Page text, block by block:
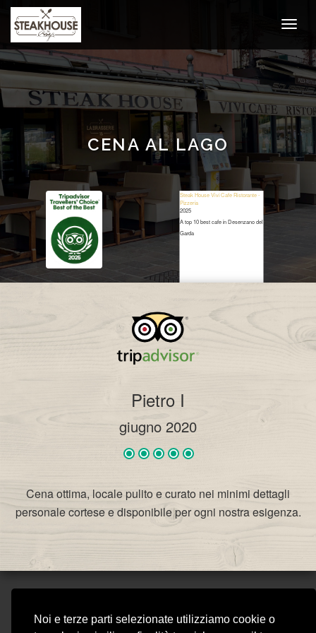
Noi e terze parti selezionate utilizziamo cookie o
CENA AL LAGO
Steak House Vivi Cafe Ristorante -
Pizzeria
2025
A top 10 best cafe in Desenzano del
Garda
Restaurant Guru
Pietro I
giugno 2020
Cena ottima, locale pulito e curato nei minimi dettagli
personale cortese e disponibile per ogni nostra esigenza.
STEAKHOUSE